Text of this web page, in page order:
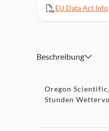
EU Data Act Info
Beschreibung
Oregon
Stunden